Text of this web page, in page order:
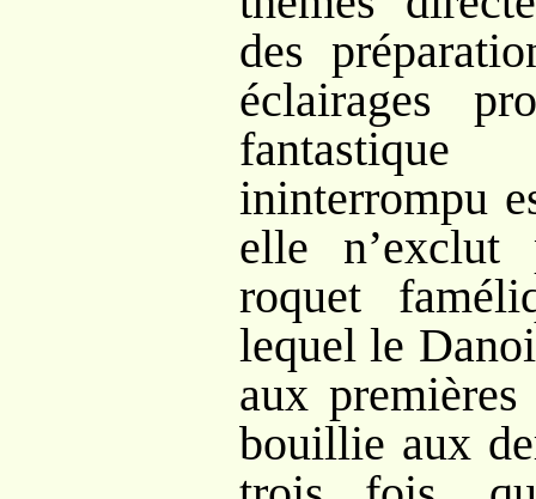
des
éclairages
ininterrompu
elle
roquet
lequel le
aux
bouillie aux